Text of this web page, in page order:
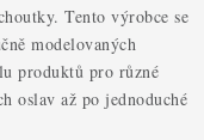
Tento výrobce se
modelovaných
produktů pro různé
oslav až po jednoduché